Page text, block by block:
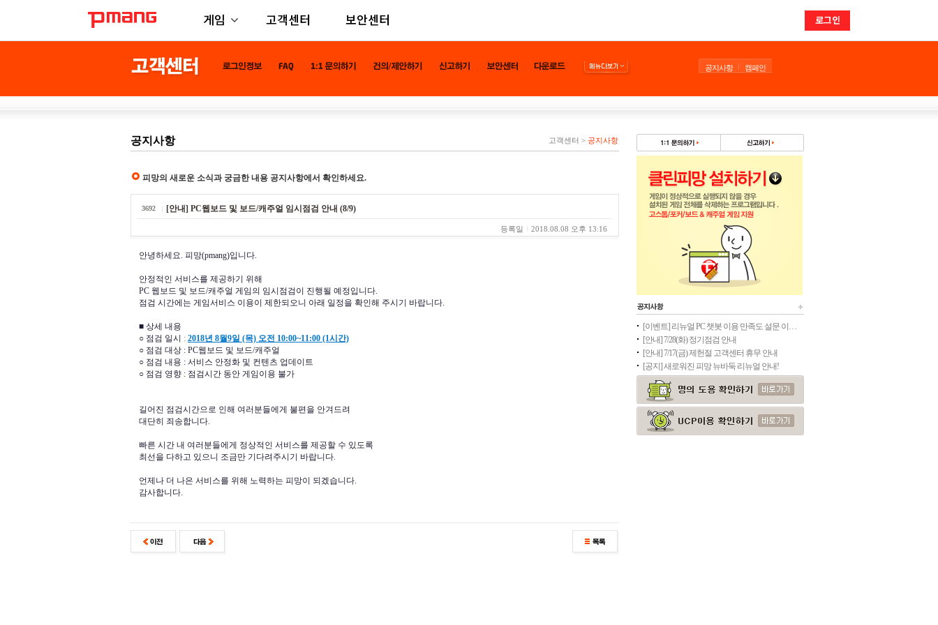
게임 고객센터 보안센터 로그인
공지사항 캠페인
공지사항 고객센터 > 공지사항
피망의 새로운 소식과 궁금한 내용 공지사항에서 확인하세요.
3692 [안내] PC웹보드 및 보드/캐주얼 임시점검 안내 (8/9)
등록일 2018.08.08 오후 13:16
안녕하세요. 피망(pmang)입니다.
안정적인 서비스를 제공하기 위해
PC 웹보드 및 보드/캐주얼 게임의 임시점검이 진행될 예정입니다.
점검 시간에는 게임서비스 이용이 제한되오니 아래 일정을 확인해 주시기 바랍니다.
■ 상세 내용
○ 점검 일시 : 2018년 8월9일 (목) 오전 10:00~11:00 (1시간)
○ 점검 대상 : PC웹보드 및 보드/캐주얼
○ 점검 내용 : 서비스 안정화 및 컨텐츠 업데이트
○ 점검 영향 : 점검시간 동안 게임이용 불가
길어진 점검시간으로 인해 여러분들에게 불편을 안겨드려
대단히 죄송합니다.
빠른 시간 내 여러분들에게 정상적인 서비스를 제공할 수 있도록
최선을 다하고 있으니 조금만 기다려주시기 바랍니다.
언제나 더 나은 서비스를 위해 노력하는 피망이 되겠습니다.
감사합니다.
[이벤트] 리뉴얼 PC 챗봇 이용 만족도 설문 이벤트
[안내] 7/28(화) 정기점검 안내
[안내] 7/17(금) 제헌절 고객센터 휴무 안내
[공지] 새로워진 피망 뉴바둑 리뉴얼 안내!